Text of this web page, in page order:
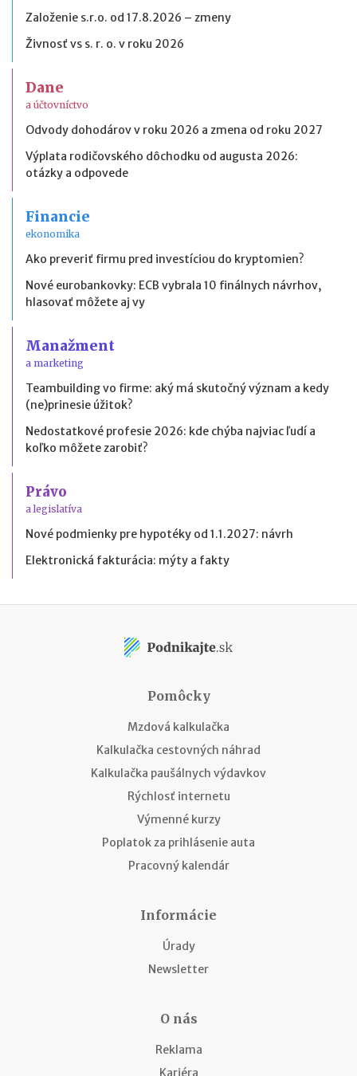
Založenie s.r.o. od 17.8.2026 – zmeny
Živnosť vs s. r. o. v roku 2026
Dane
a účtovníctvo
Odvody dohodárov v roku 2026 a zmena od roku 2027
Výplata rodičovského dôchodku od augusta 2026:
otázky a odpovede
Financie
ekonomika
Ako preveriť firmu pred investíciou do kryptomien?
Nové eurobankovky: ECB vybrala 10 finálnych návrhov,
hlasovať môžete aj vy
Manažment
a marketing
Teambuilding vo firme: aký má skutočný význam a kedy
(ne)prinesie úžitok?
Nedostatkové profesie 2026: kde chýba najviac ľudí a
koľko môžete zarobiť?
Právo
a legislatíva
Nové podmienky pre hypotéky od 1.1.2027: návrh
Elektronická fakturácia: mýty a fakty
Pomôcky
Mzdová kalkulačka
Kalkulačka cestovných náhrad
Kalkulačka paušálnych výdavkov
Rýchlosť internetu
Výmenné kurzy
Poplatok za prihlásenie auta
Pracovný kalendár
Informácie
Úrady
Newsletter
O nás
Reklama
Kariéra